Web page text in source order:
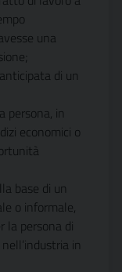
una
di un
persona, in
economici o
base di un
o informale,
la persona di
in